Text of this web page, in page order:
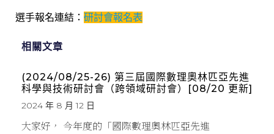
選手報名連結： 研討會報名表
相關文章
(2024/08/25-26) 第三屆國際數理奧林匹亞先進
科學與技術研討會（跨領域研討會）[08/20 更新]
2024 年 8 月 12 日
大家好， 今年度的「國際數理奧林匹亞先進